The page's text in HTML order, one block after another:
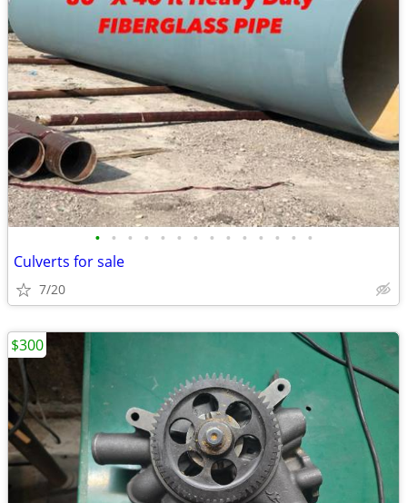
• • • • • • • • • • • • • •
Culverts for sale
7/20
$300